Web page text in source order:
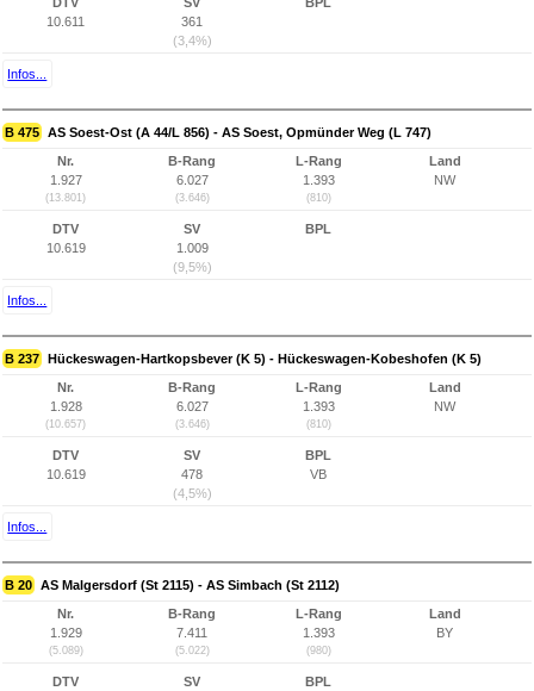
10.611
361
(3,4%)
Infos...
B 475 AS Soest-Ost (A 44/L 856) - AS Soest, Opmünder Weg (L 747)
Nr.
1.927
(13.801)
B-Rang
6.027
(3.646)
L-Rang
1.393
(810)
Land
NW
DTV
10.619
SV
1.009
(9,5%)
BPL
Infos...
B 237 Hückeswagen-Hartkopsbever (K 5) - Hückeswagen-Kobeshofen (K 5)
Nr.
1.928
(10.657)
B-Rang
6.027
(3.646)
L-Rang
1.393
(810)
Land
NW
DTV
10.619
SV
478
(4,5%)
BPL
VB
Infos...
B 20 AS Malgersdorf (St 2115) - AS Simbach (St 2112)
Nr.
1.929
(5.089)
B-Rang
7.411
(5.022)
L-Rang
1.393
(980)
Land
BY
DTV
SV
BPL